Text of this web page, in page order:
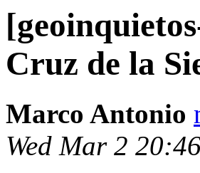
Cruz de la
Marco Antonio
Wed Mar 2